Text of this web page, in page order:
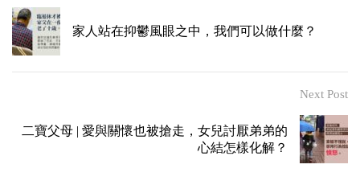
家人站在抑鬱風眼之中，我們可以做什麼？
Next Post
二寶父母 | 愛與關懷也被搶走，女兒討厭弟弟的
心結怎樣化解？